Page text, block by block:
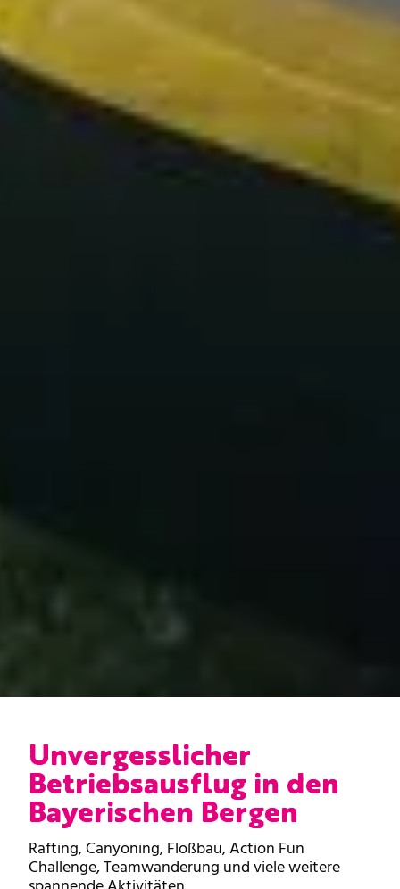
Unvergesslicher
Betriebsausflug in den
Bayerischen Bergen
Rafting, Canyoning, Floßbau, Action Fun
Challenge, Teamwanderung und viele weitere